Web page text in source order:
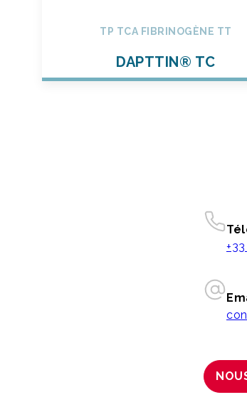
TP TCA FIBRINOGÈNE TT
DAPTTIN® TC